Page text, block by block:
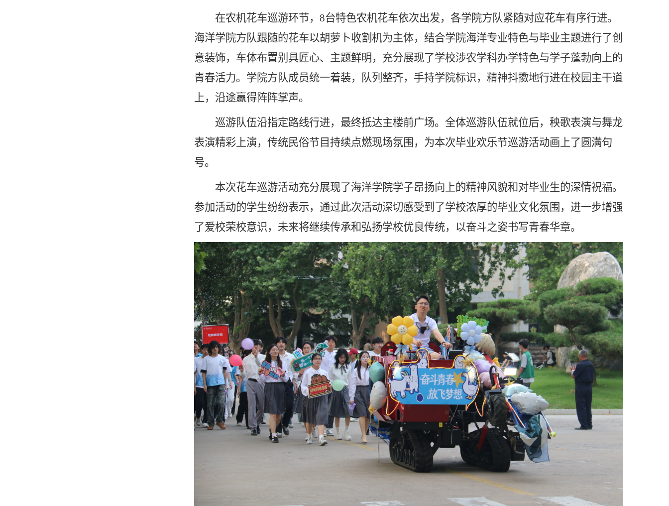
在农机花车巡游环节，8台特色农机花车依次出发，各学院方队紧随对应花车有序行进。
海洋学院方队跟随的花车以胡萝卜收割机为主体，结合学院海洋专业特色与毕业主题进行了创
意装饰，车体布置别具匠心、主题鲜明，充分展现了学校涉农学科办学特色与学子蓬勃向上的
青春活力。学院方队成员统一着装，队列整齐，手持学院标识，精神抖擞地行进在校园主干道
上，沿途赢得阵阵掌声。
巡游队伍沿指定路线行进，最终抵达主楼前广场。全体巡游队伍就位后，秧歌表演与舞龙
表演精彩上演，传统民俗节目持续点燃现场氛围，为本次毕业欢乐节巡游活动画上了圆满句
号。
本次花车巡游活动充分展现了海洋学院学子昂扬向上的精神风貌和对毕业生的深情祝福。
参加活动的学生纷纷表示，通过此次活动深切感受到了学校浓厚的毕业文化氛围，进一步增强
了爱校荣校意识，未来将继续传承和弘扬学校优良传统，以奋斗之姿书写青春华章。